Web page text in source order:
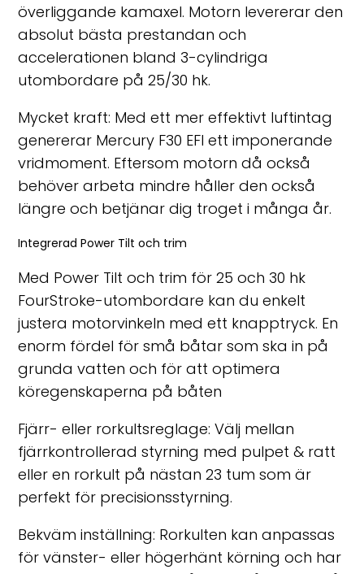
överliggande kamaxel. Motorn levererar den
absolut bästa prestandan och
accelerationen bland 3-cylindriga
utombordare på 25/30 hk.
Mycket kraft: Med ett mer effektivt luftintag
genererar Mercury F30 EFI ett imponerande
vridmoment. Eftersom motorn då också
behöver arbeta mindre håller den också
längre och betjänar dig troget i många år.
Integrerad Power Tilt och trim
Med Power Tilt och trim för 25 och 30 hk
FourStroke-utombordare kan du enkelt
justera motorvinkeln med ett knapptryck. En
enorm fördel för små båtar som ska in på
grunda vatten och för att optimera
köregenskaperna på båten
Fjärr- eller rorkultsreglage: Välj mellan
fjärrkontrollerad styrning med pulpet & ratt
eller en rorkult på nästan 23 tum som är
perfekt för precisionsstyrning.
Bekväm inställning: Rorkulten kan anpassas
för vänster- eller högerhänt körning och har